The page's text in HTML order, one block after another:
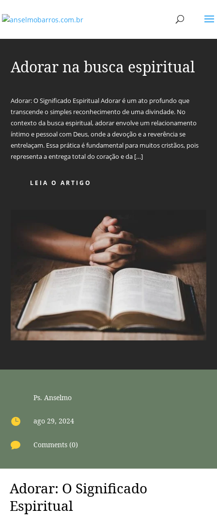
Adorar na busca espiritual
Adorar: O Significado Espiritual Adorar é um ato profundo que
transcende o simples reconhecimento de uma divindade. No
contexto da busca espiritual, adorar envolve um relacionamento
íntimo e pessoal com Deus, onde a devoção e a reverência se
entrelaçam. Essa prática é fundamental para muitos cristãos, pois
representa a entrega total do coração e da […]
LEIA O ARTIGO
Ps. Anselmo
 ago 29, 2024
 Comments (0)
Adorar: O Significado
Espiritual